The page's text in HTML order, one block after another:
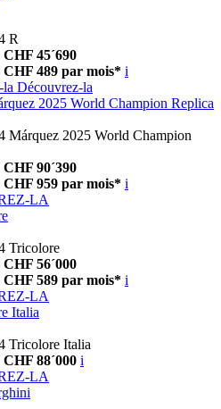
R
45´690
489 par mois* i
la Découvrez-la
2025 World Champion Replica
Márquez 2025 World Champion
90´390
959 par mois* i
LA
Tricolore
56´000
589 par mois* i
LA
Italia
Tricolore Italia
88´000 i
LA